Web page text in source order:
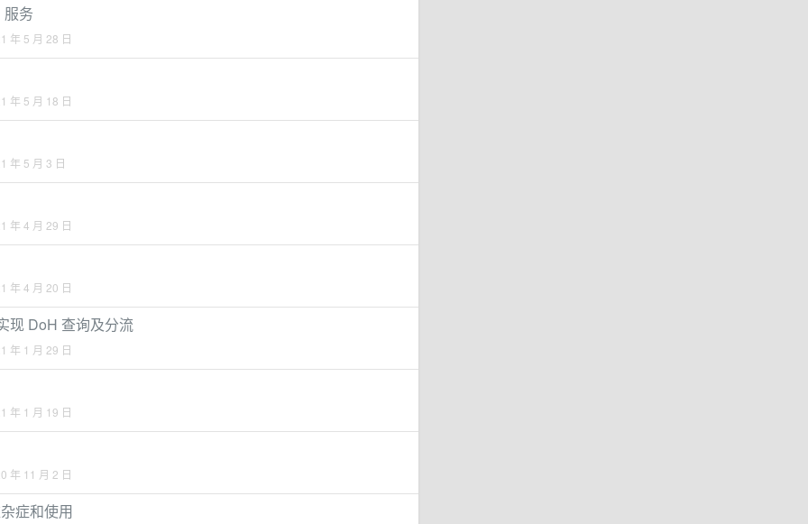
务
年 5 月 28 日
年 5 月 18 日
年 5 月 3 日
年 4 月 29 日
年 4 月 20 日
现 DoH 查询及分流
年 1 月 29 日
年 1 月 19 日
年 11 月 2 日
症和使用